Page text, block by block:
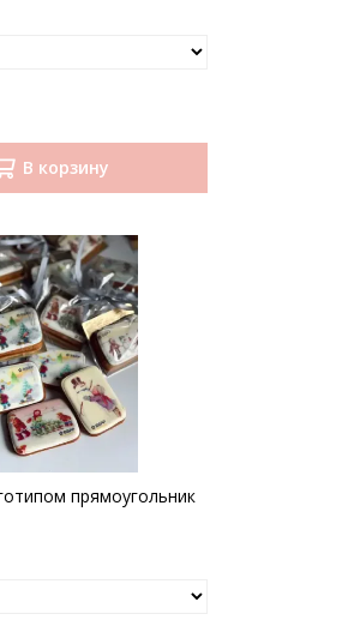
В корзину
прямоугольник